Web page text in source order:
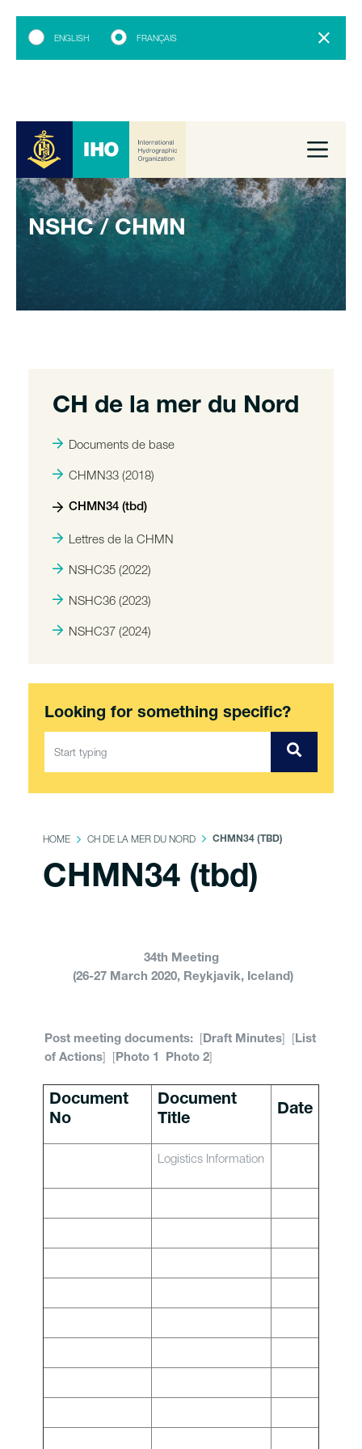
ENGLISH FRANÇAIS
NSHC / CHMN
CH de la mer du Nord
Documents de base
CHMN33 (2018)
CHMN34 (tbd)
Lettres de la CHMN
NSHC35 (2022)
NSHC36 (2023)
NSHC37 (2024)
Looking for something specific?
HOME CH DE LA MER DU NORD CHMN34 (TBD)
CHMN34 (tbd)
34th Meeting
(26-27 March 2020, Reykjavik, Iceland)
Post meeting documents: [Draft Minutes] [List
of Actions] [Photo 1 Photo 2]
Document
No
Document
Title
Date
Logistics Information